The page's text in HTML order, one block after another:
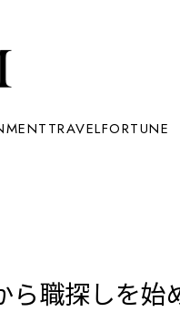
TRAVELFORTUNE
ら職探しを